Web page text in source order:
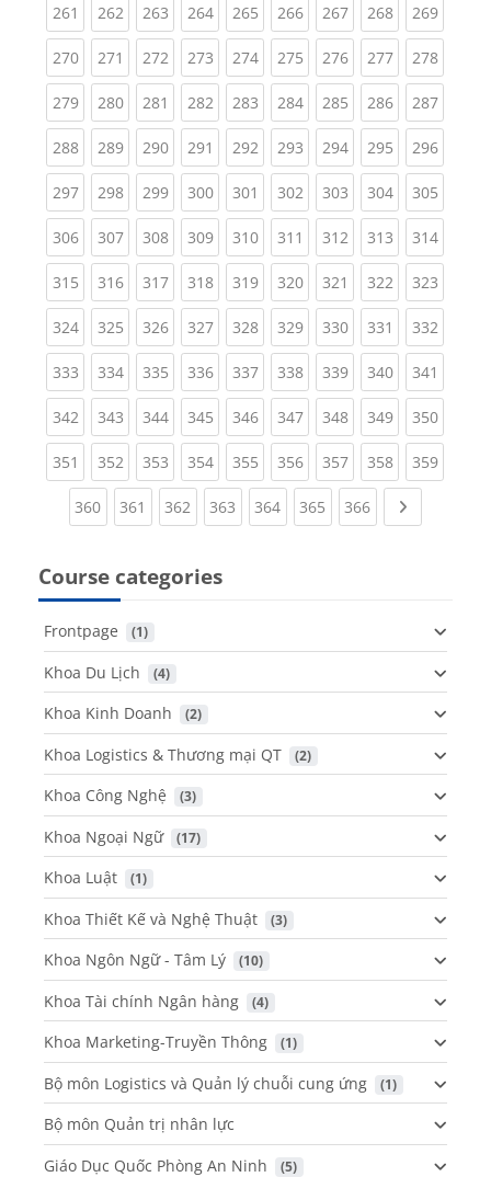
261 (current)
262(current)
263(current)
264(current)
265(current)
266(current)
267(current)
268(current)
269
270(current)
271 (current)
272(current)
273(current)
274(current)
275(current)
276(current)
277(current)
278
279(current)
280(current)
281 (current)
282(current)
283(current)
284(current)
285(current)
286(current)
287
288(current)
289(current)
290(current)
291 (current)
292(current)
293(current)
294(current)
295(current)
296
297(current)
298(current)
299(current)
300(current)
301 (current)
302(current)
303(current)
304(current)
305
306(current)
307(current)
308(current)
309(current)
310(current)
311 (current)
312(current)
313(current)
314
315(current)
316(current)
317(current)
318(current)
319(current)
320(current)
321 (current)
322(current)
323
324(current)
325(current)
326(current)
327(current)
328(current)
329(current)
330(current)
331 (current)
332
333(current)
334(current)
335(current)
336(current)
337(current)
338(current)
339(current)
340(current)
341
342(current)
343(current)
344(current)
345(current)
346(current)
347(current)
348(current)
349(current)
350
351 (current)
352(current)
353(current)
354(current)
355(current)
356(current)
357(current)
358(current)
359
360(current)
361 (current)
362 (current)
363 (current)
364(current)
365 (current)
366(current)Next page
Course categories
Frontpage (1)
Khoa Du Lịch (4)
Khoa Kinh Doanh (2)
Khoa Logistics & Thương mại QT (2)
Khoa Công Nghệ (3)
Khoa Ngoại Ngữ (17)
Khoa Luật (1)
Khoa Thiết Kế và Nghệ Thuật (3)
Khoa Ngôn Ngữ - Tâm Lý (10)
Khoa Tài chính Ngân hàng (4)
Khoa Marketing-Truyền Thông (1)
Bộ môn Logistics và Quản lý chuỗi cung ứng (1)
Bộ môn Quản trị nhân lực
Giáo Dục Quốc Phòng An Ninh
(5)